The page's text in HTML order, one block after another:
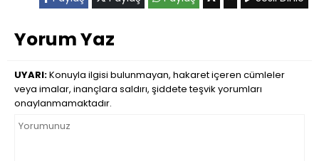
Yorum Yaz
UYARI:Konuyla ilgisi bulunmayan, hakaret içeren cümleler
veya imalar, inançlara saldırı, şiddete teşvik yorumları
onaylanmamaktadır.